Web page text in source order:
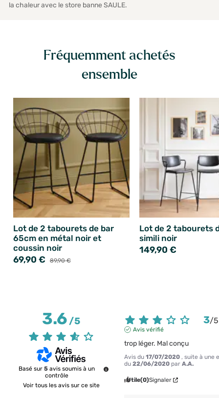
la chaleur avec le store banne SAULE.
Fréquemment achetés
ensemble
Lot de 2 tabourets de bar
65cm en métal noir et
coussin noir
69,90 € 89,90 €
Lot de 2 tabourets
simili noir
149,90 €
3.6/5
Basé sur 5 avis soumis à un
contrôle
Voir tous les avis sur ce site
3/5
Avis vérifié
trop léger. Mal conçu
Avis du17/07/2020 , suite à une
du22/06/2020 parA.A.
Utile(0)Signaler